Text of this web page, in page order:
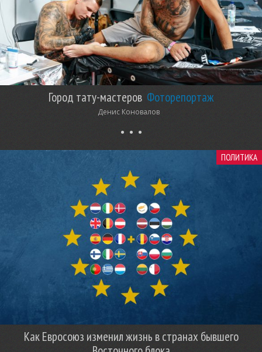
Город тату-мастеров Фоторепортаж
Денис Коновалов
ПОЛИТИКА
Как Евросоюз изменил жизнь в странах бывшего